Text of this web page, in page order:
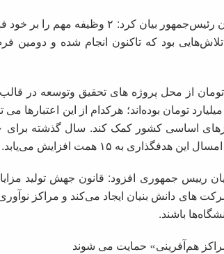
معاون علمی، فناوری و اقتصاد دانش‌بنیان رئیس‌جمهور
بود که تاکنون انجام شده و دومین
از محل پروژه های تحقیق وتوسعه در قالب
شده است که طرح‌ها، عمدتا کم‌تر از ۱۰ میلیارد تومان بوده‌اند؛ هرکدام از این
به ۱۵ همت افزایش می‌یابد.
رییس جمهوری افزود: قانون جهش تولید
های دانش بنیان ایجاد می‌کند و مراکز
باشند.
هم‌آفرینی» حمایت می شوند